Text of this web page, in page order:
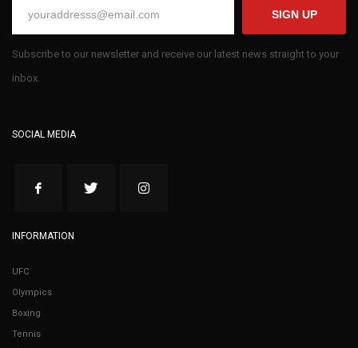
SIGN UP
Subscribe to our newsletter and receive our latest news straight to your
inbox.
SOCIAL MEDIA
INFORMATION
UFC
Olympics
Boxing
Tennis